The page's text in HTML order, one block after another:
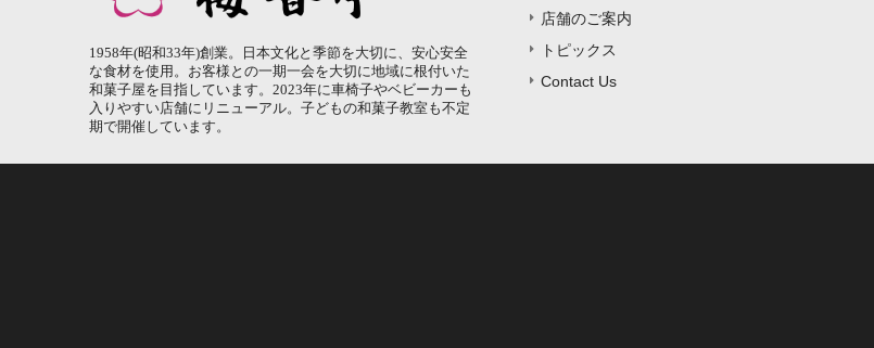
1958年(昭和33年)創業。日本文化と季節を大切に、安心安全
な食材を使用。お客様との一期一会を大切に地域に根付いた
和菓子屋を目指しています。2023年に車椅子やベビーカーも
入りやすい店舗にリニューアル。子どもの和菓子教室も不定
期で開催しています。
店舗のご案内
トピックス
Contact Us